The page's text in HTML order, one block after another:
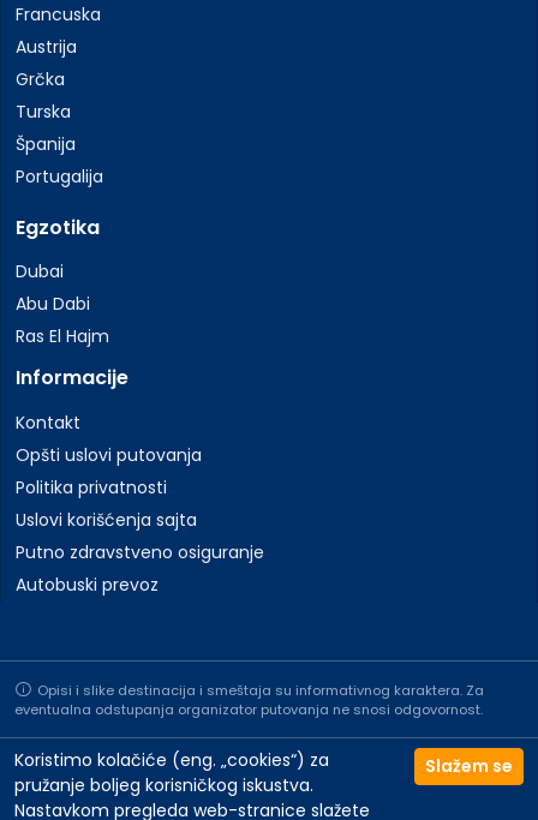
Francuska
Austrija
Grčka
Turska
Španija
Portugalija
Egzotika
Dubai
Abu Dabi
Ras El Hajm
Informacije
Kontakt
Opšti uslovi putovanja
Politika privatnosti
Uslovi korišćenja sajta
Putno zdravstveno osiguranje
Autobuski prevoz
Opisi i slike destinacija i smeštaja su informativnog karaktera. Za
eventualna odstupanja organizator putovanja ne snosi odgovornost.
Koristimo kolačiće (eng. „cookies“) za
pružanje boljeg korisničkog iskustva.
Nastavkom pregleda web-stranice slažete
Slažem se